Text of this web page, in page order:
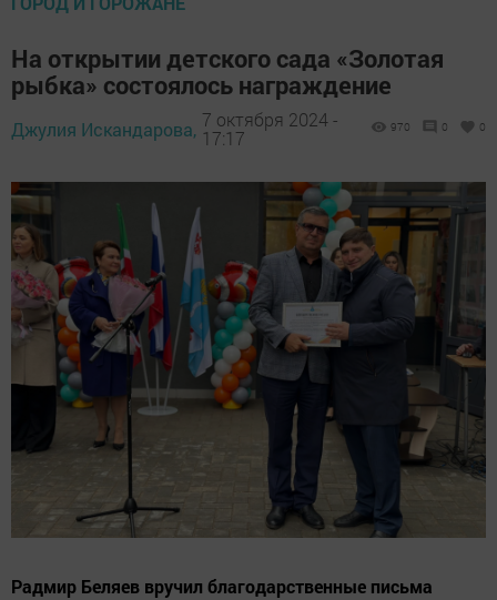
На открытии детского сада «Золотая
рыбка» состоялось награждение
Джулия Искандарова, 7 октября 2024 -
17:17
970 0 0
Радмир Беляев вручил благодарственные письма